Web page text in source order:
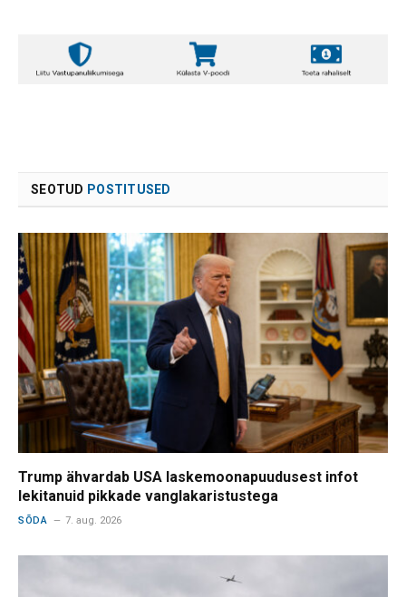
SEOTUD POSTITUSED
Trump ähvardab USA laskemoonapuudusest infot
lekitanuid pikkade vanglakaristustega
SÕDA 7. aug. 2026